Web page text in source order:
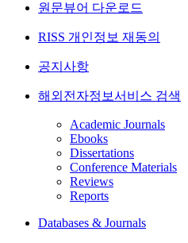
원문뷰어 다운로드
RISS 개인정보 재동의
공지사항
해외전자정보서비스 검색
Academic Journals
Ebooks
Dissertations
Conference Materials
Reviews
Reports
Databases & Journals